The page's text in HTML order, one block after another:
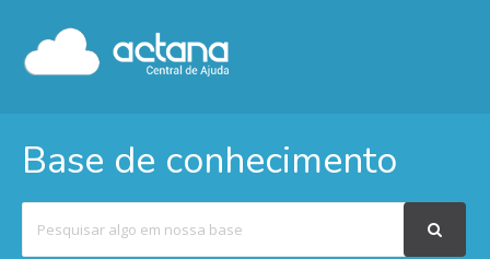
Base de conhecimento
por